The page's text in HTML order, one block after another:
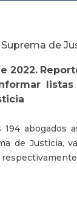
de
2022.
abogados
de Justicia,